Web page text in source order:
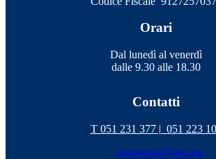
Orari
Dal lunedì al venerdì
dalle 9.30 alle 18.30
Contatti
T 051 231 377 | 051 223
segreteria@iger.org